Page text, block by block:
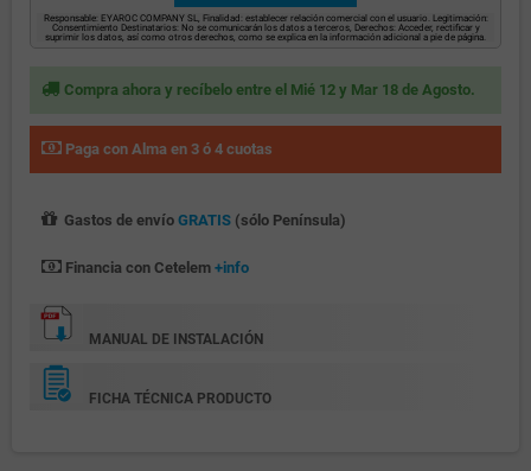
Responsable: EYAROC COMPANY SL, Finalidad: establecer relación comercial con el usuario. Legitimación:
Consentimiento Destinatarios: No se comunicarán los datos a terceros, Derechos: Acceder, rectificar y
suprimir los datos, así como otros derechos, como se explica en la información adicional a pie de página.
Compra ahora y recíbelo entre el Mié 12 y Mar 18 de Agosto.
Paga con Alma en 3 ó 4 cuotas
Gastos de envío GRATIS(sólo Península)
Financia con Cetelem +info
MANUAL DE INSTALACIÓN
FICHA TÉCNICA PRODUCTO